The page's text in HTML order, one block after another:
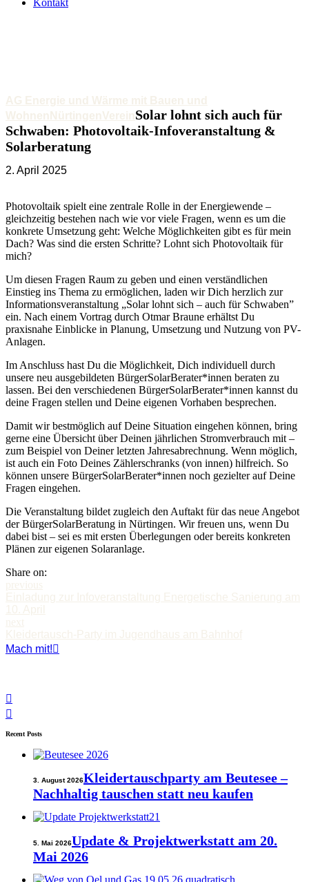
Kontakt
AG Energie und Wärme mit Bauen und
Wohnen NürtingenVereinSolar lohnt sich auch für
Schwaben: Photovoltaik-Infoveranstaltung &
Solarberatung
2. April 2025
Photovoltaik spielt eine zentrale Rolle in der Energiewende –
gleichzeitig bestehen nach wie vor viele Fragen, wenn es um die
konkrete Umsetzung geht: Welche Möglichkeiten gibt es für mein
Dach? Was sind die ersten Schritte? Lohnt sich Photovoltaik für
mich?
Um diesen Fragen Raum zu geben und einen verständlichen
Einstieg ins Thema zu ermöglichen, laden wir Dich herzlich zur
Informationsveranstaltung „Solar lohnt sich – auch für Schwaben”
ein. Nach einem Vortrag durch Otmar Braune erhältst Du
praxisnahe Einblicke in Planung, Umsetzung und Nutzung von PV-
Anlagen.
Im Anschluss hast Du die Möglichkeit, Dich individuell durch
unsere neu ausgebildeten BürgerSolarBerater*innen beraten zu
lassen. Bei den verschiedenen BürgerSolarBerater*innen kannst du
deine Fragen stellen und Deine eigenen Vorhaben besprechen.
Damit wir bestmöglich auf Deine Situation eingehen können, bring
gerne eine Übersicht über Deinen jährlichen Stromverbrauch mit –
zum Beispiel von Deiner letzten Jahresabrechnung. Wenn möglich,
ist auch ein Foto Deines Zählerschranks (von innen) hilfreich. So
können unsere BürgerSolarBerater*innen noch gezielter auf Deine
Fragen eingehen.
Die Veranstaltung bildet zugleich den Auftakt für das neue Angebot
der BürgerSolarBeratung in Nürtingen. Wir freuen uns, wenn Du
dabei bist – sei es mit ersten Überlegungen oder bereits konkreten
Plänen zur eigenen Solaranlage.
Share on:
previous
Einladung zur Infoveranstaltung Energetische Sanierung am
10. April
next
Kleidertausch-Party im Jugendhaus am Bahnhof
Mach mit!
Recent Posts
3. August 2026Kleidertauschparty am Beutesee –
Nachhaltig tauschen statt neu kaufen
5. Mai 2026Update & Projektwerkstatt am 20.
Mai 2026